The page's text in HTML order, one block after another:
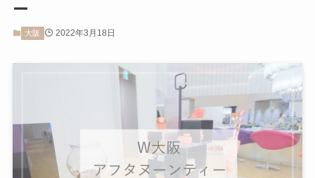
ー
大阪 2022年3月18日